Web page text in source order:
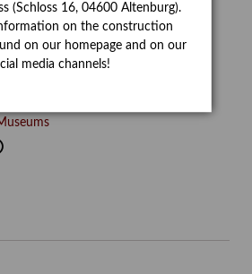
Weihnachten Werefkin
Wissenschaft
Wolf and Dog
– Kunstdetektivinnen im
(Schloss 16, 04600 Altenburg).
on the construction
on our homepage and on our
media channels!